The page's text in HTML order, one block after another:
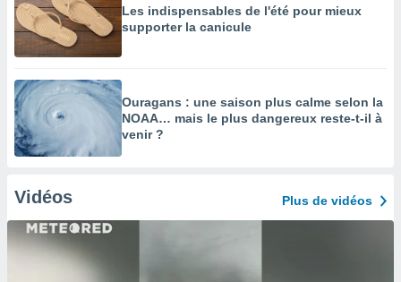
Les indispensables de l'été pour mieux
supporter la canicule
Ouragans : une saison plus calme selon la
NOAA… mais le plus dangereux reste-t-il à
venir ?
Vidéos Plus de vidéos